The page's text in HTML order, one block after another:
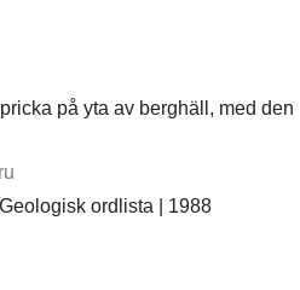
på yta av berghäll, med den
ordlista | 1988